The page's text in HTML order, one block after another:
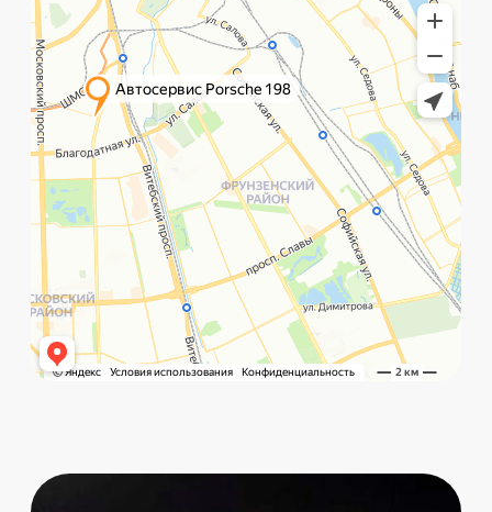
Главная ПозвонитьWhat`s app Контакты Услуги
Политика обработки данных
©️ Porsche 198. Все права защищены 2025
Разработка и маркетинг: Global Code
Санкт-Петербург,
Рощинская улица, 32Е
ПН-ПТ
с 10:00 до 21:00